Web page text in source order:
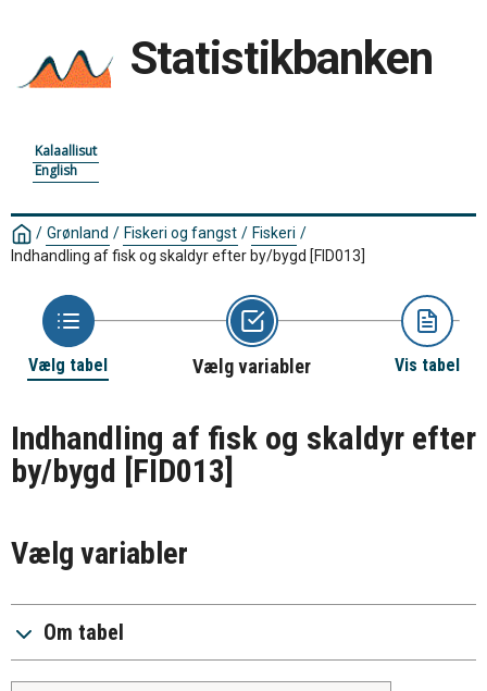
Statistikbanken
Kalaallisut
English
/ Grønland / Fiskeri og fangst / Fiskeri /
Indhandling af fisk og skaldyr efter by/bygd [FID013]
Vælg tabel Vælg variabler Vis tabel
Indhandling af fisk og skaldyr efter
by/bygd [FID013]
Vælg variabler
Om tabel